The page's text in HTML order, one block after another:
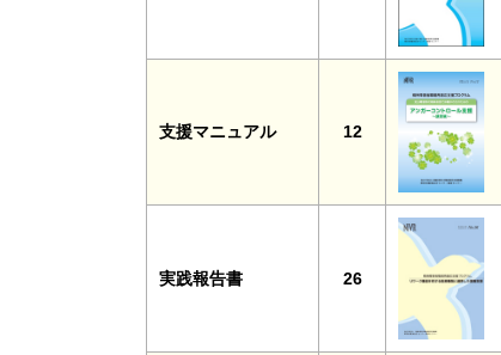
支援マニュアル 12
実践報告書 26